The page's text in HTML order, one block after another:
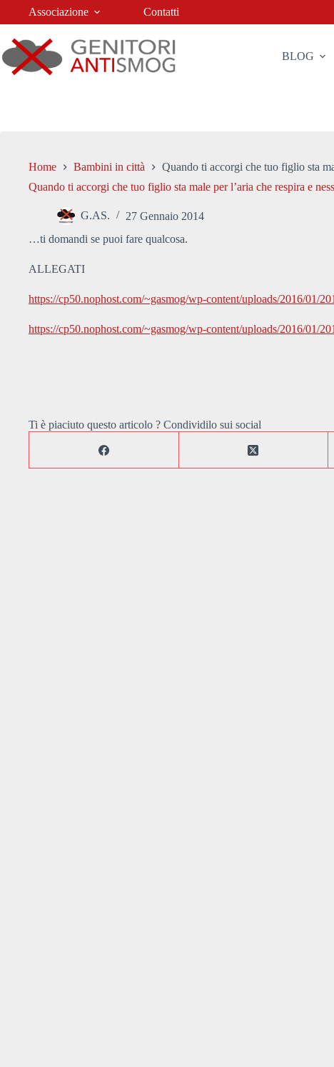
Associazione Contatti
BLOG
Home Bambini in città
Quando ti accorgi che tuo figlio sta
Quando ti accorgi che tuo figlio sta male per l’aria che respira e
G.AS.
27 Gennaio 2014
…ti domandi se puoi fare qualcosa.
ALLEGATI
https://cp50.nophost.com/~gasmog/wp-content/uploads/2016/01/
https://cp50.nophost.com/~gasmog/wp-content/uploads/2016/01/
Ti è piaciuto questo articolo ? Condividilo sui social